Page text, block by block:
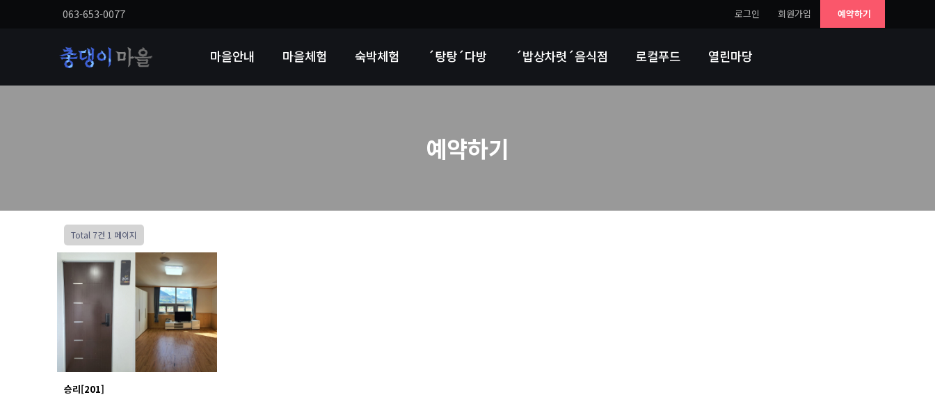
예약하기
회원가입
로그인
063-653-0077
마을안내 마을체험 숙박체험 ´탕탕´다방 ´밥상차렷´음식점 로컬푸드 열린마당
예약하기
Total 7건 1 페이지
승리[201]